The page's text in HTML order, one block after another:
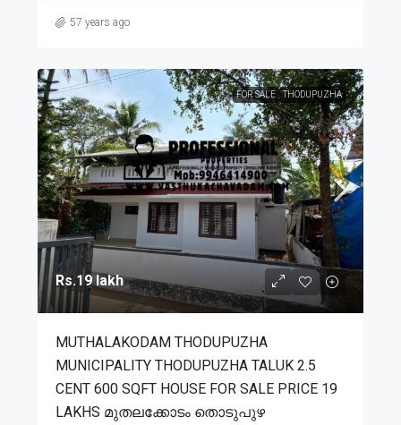
57 years ago
FOR SALE THODUPUZHA
Rs.19 lakh
MUTHALAKODAM THODUPUZHA
MUNICIPALITY THODUPUZHA TALUK 2.5
CENT 600 SQFT HOUSE FOR SALE PRICE 19
LAKHS മുതലക്കോടം തൊടുപുഴ